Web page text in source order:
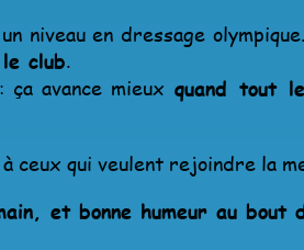
niveau en dressage
club.
avance mieux quand tout
ceux qui veulent rejoindre la
et bonne humeur au bout